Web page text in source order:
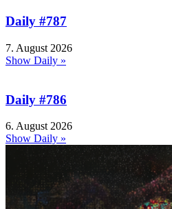
Daily #787
7. August 2026
Show Daily »
Daily #786
6. August 2026
Show Daily »